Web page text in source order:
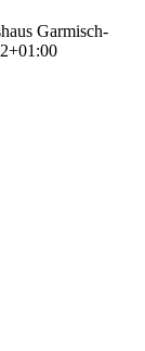
Garmisch-